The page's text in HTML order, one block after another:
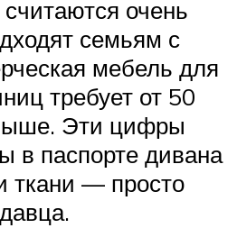
очень
семьям с
мебель для
требует от 50
Эти цифры
в паспорте дивана
ткани — просто